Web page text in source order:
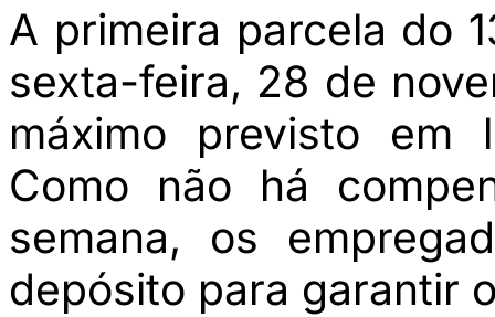
A primeira parcela do
sexta-feira, 28 de
máximo previsto em
Como não há
semana, os
depósito para garantir